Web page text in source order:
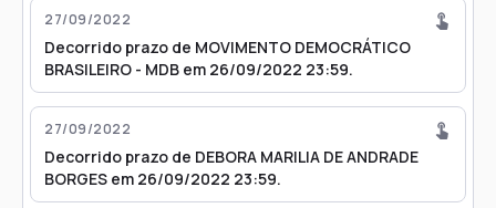
27/09/2022
Decorrido prazo de MOVIMENTO DEMOCRÁTICO
BRASILEIRO - MDB em 26/09/2022 23:59.
27/09/2022
Decorrido prazo de DEBORA MARILIA DE ANDRADE
BORGES em 26/09/2022 23:59.